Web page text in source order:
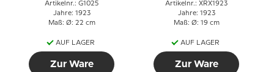
Artikelnr.: G1025
Jahre: 1923
Maß: Ø: 22 cm
AUF LAGER
Zur Ware
Artikelnr.: XRX1923
Jahre: 1923
Maß: Ø: 19 cm
AUF LAGER
Zur Ware